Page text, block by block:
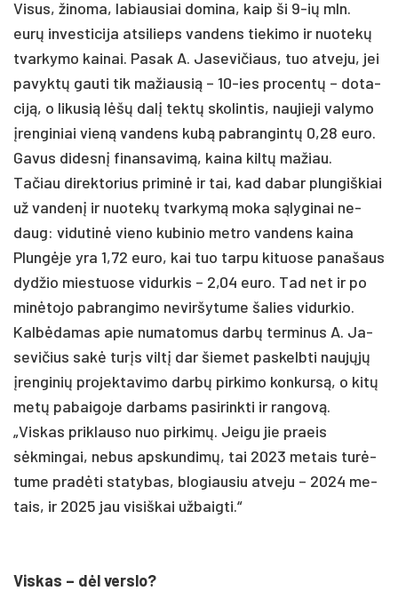
Vi­sus, ži­no­ma, la­biau­siai do­mi­na, kaip ši 9-ių mln.
eurų in­ves­ti­ci­ja at­si­lieps van­dens tie­ki­mo ir nuo­tekų
tvar­ky­mo kai­nai. Pa­sak A. Ja­se­vi­čiaus, tuo at­ve­ju, jei
pa­vyktų gau­ti tik ma­žiau­sią – 10-ies pro­centų – do­ta­
ciją, o li­ku­sią lėšų dalį tektų sko­lin­tis, nau­jie­ji va­ly­mo
įren­gi­niai vieną van­dens kubą pa­bran­gintų 0,28 eu­ro.
Ga­vus di­desnį fi­nan­sa­vimą, kai­na kiltų ma­žiau.
Ta­čiau di­rek­to­rius pri­minė ir tai, kad da­bar plun­giš­kiai
už van­denį ir nuo­tekų tvar­kymą mo­ka sąly­gi­nai ne­
daug: vi­du­tinė vie­no ku­bi­nio met­ro van­dens kai­na
Plungė­je yra 1,72 eu­ro, kai tuo tar­pu ki­tuo­se pa­na­šaus
dyd­žio mies­tuo­se vi­dur­kis – 2,04 eu­ro. Tad net ir po
minė­to­jo pa­bran­gi­mo ne­vir­šy­tu­me ša­lies vi­dur­kio.
Kalbė­da­mas apie nu­ma­to­mus darbų ter­mi­nus A. Ja­
se­vi­čius sakė turįs viltį dar šie­met pa­skelb­ti naujųjų
įren­gi­nių pro­jek­ta­vi­mo darbų pir­ki­mo kon­kursą, o kitų
metų pa­bai­go­je dar­bams pa­si­rink­ti ir ran­govą.
„Vis­kas pri­klau­so nuo pir­kimų. Jei­gu jie praeis
sėkmin­gai, ne­bus ap­skun­dimų, tai 2023 me­tais turė­
tu­me pra­dėti sta­ty­bas, blo­giau­siu at­ve­ju – 2024 me­
tais, ir 2025 jau vi­siš­kai už­baig­ti.“
Vis­kas – dėl vers­lo?